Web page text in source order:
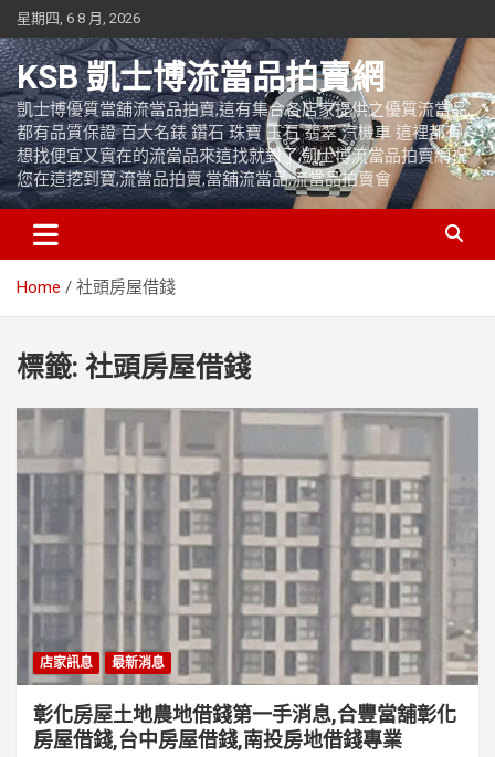
Skip
to
content
星期四, 6 8 月, 2026
KSB 凱士博流當品拍賣網
凱士博優質當舖流當品拍賣,這有集合各店家提供之優質流當品,
都有品質保證 百大名錶 鑽石 珠寶 玉石 翡翠 汽機車 這裡都有
想找便宜又實在的流當品來這找就對了,凱士博流當品拍賣網祝
您在這挖到寶,流當品拍賣,當舖流當品,流當品拍賣會
Home 社頭房屋借錢
標籤: 社頭房屋借錢
店家訊息 最新消息
彰化房屋土地農地借錢第一手消息,合豐當舖彰化
房屋借錢,台中房屋借錢,南投房地借錢專業